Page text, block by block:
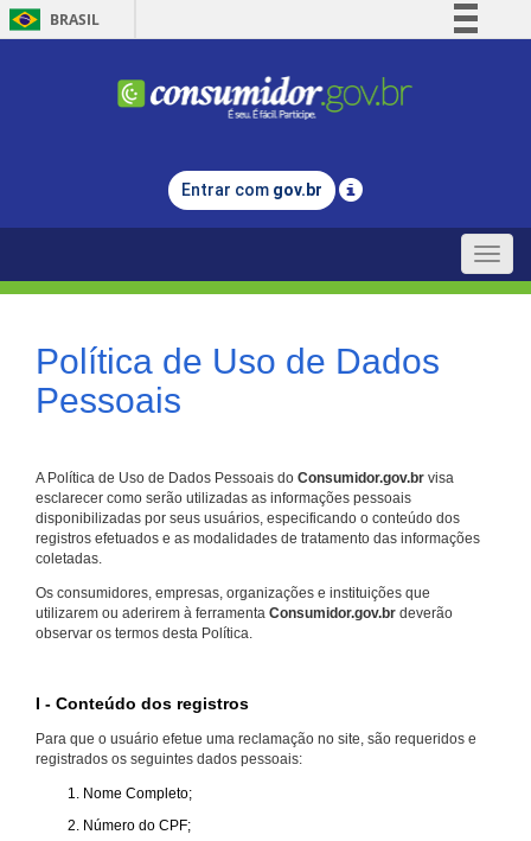
BRASIL
Comunica BR
Legislação
Entrar com gov.br
Toggle
Política de Uso de Dados
Pessoais
A Política de Uso de Dados Pessoais do Consumidor.gov.br visa
esclarecer como serão utilizadas as informações pessoais
disponibilizadas por seus usuários, especificando o conteúdo dos
registros efetuados e as modalidades de tratamento das informações
coletadas.
Os consumidores, empresas, organizações e instituições que
utilizarem ou aderirem à ferramenta Consumidor.gov.br deverão
observar os termos desta Política.
I - Conteúdo dos registros
Para que o usuário efetue uma reclamação no site, são requeridos e
registrados os seguintes dados pessoais:
Nome Completo;
Número do CPF;